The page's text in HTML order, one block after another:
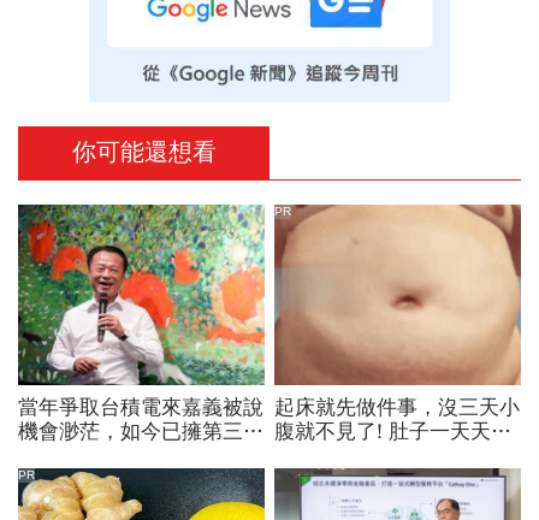
你可能還想看
當年爭取台積電來嘉義被說
機會渺茫，如今已擁第三
蚊子館也變無人機聚落
起床就先做件事，沒三天小
腹就不見了! 肚子一天天變
PR
PR